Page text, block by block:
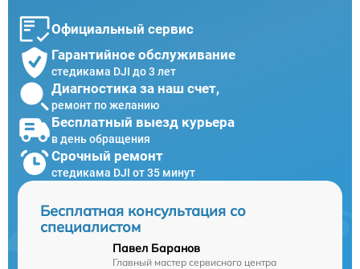
Официальный сервис
Гарантийное обслуживание
стедикама DJI до 3 лет
Диагностика за наш счет,
ремонт по желанию
Бесплатный выезд курьера
в день обращения
Срочный ремонт
стедикама DJI от 35 минут
Бесплатная консультация со
специалистом
Павел Баранов
Главный мастер сервисного центра